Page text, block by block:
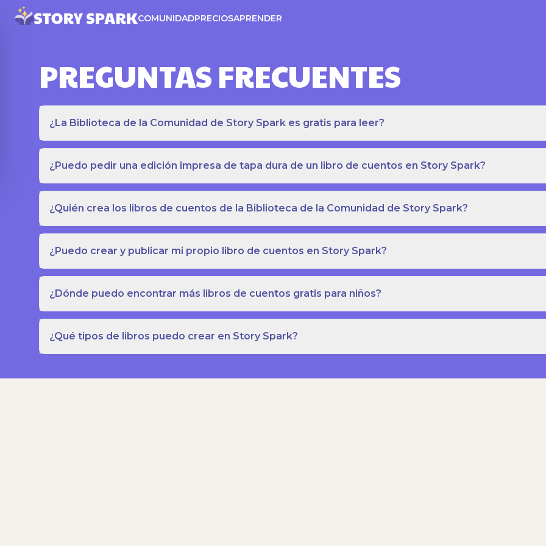
COMUNIDADPRECIOSAPRENDER
PREGUNTAS FRECUENTES
¿La Biblioteca de la Comunidad de Story Spark es gratis para leer?
¿Puedo pedir una edición impresa de tapa dura de un libro de cuentos en Story Spark?
¿Quién crea los libros de cuentos de la Biblioteca de la Comunidad de Story Spark?
¿Puedo crear y publicar mi propio libro de cuentos en Story Spark?
¿Dónde puedo encontrar más libros de cuentos gratis para niños?
¿Qué tipos de libros puedo crear en Story Spark?